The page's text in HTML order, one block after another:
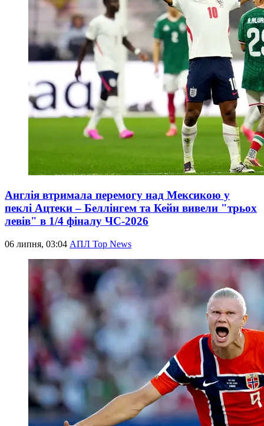
Англія втримала перемогу над Мексикою у
пеклі Ацтеки – Беллінгем та Кейн вивели "трьох
левів" в 1/4 фіналу ЧС-2026
06 липня, 03:04 АПЛ Top News